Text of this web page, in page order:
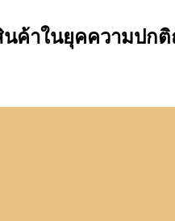
ค้าในยุคความปก